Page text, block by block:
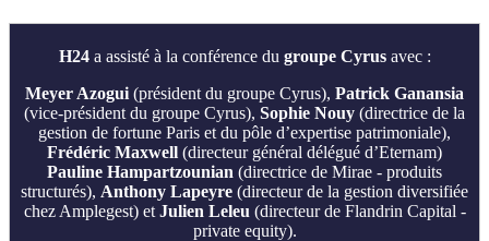
H24 a assisté à la conférence du groupe Cyrus avec :
Meyer Azogui (président du groupe Cyrus), Patrick Ganansia
(vice-président du groupe Cyrus), Sophie Nouy (directrice de la
gestion de fortune Paris et du pôle d’expertise patrimoniale),
Frédéric Maxwell (directeur général délégué d’Eternam)
Pauline Hampartzounian (directrice de Mirae - produits
structurés), Anthony Lapeyre (directeur de la gestion diversifiée
chez Amplegest) et Julien Leleu (directeur de Flandrin Capital -
private equity).